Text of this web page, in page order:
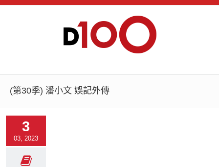
(第30季) 潘小文 娛記外傳
3
03, 2023